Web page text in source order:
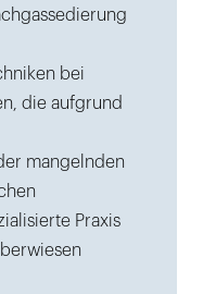
bei
die aufgrund
mangelnden
Praxis